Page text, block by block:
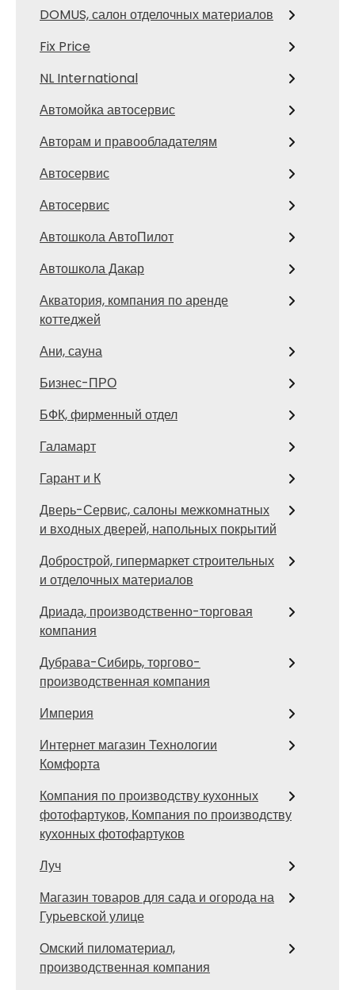
DOMUS, салон отделочных материалов
Fix Price
NL International
Автомойка автосервис
Авторам и правообладателям
Автосервис
Автосервис
Автошкола АвтоПилот
Автошкола Дакар
Акватория, компания по аренде
коттеджей
Ани, сауна
Бизнес-ПРО
БФК, фирменный отдел
Галамарт
Гарант и К
Дверь-Сервис, салоны межкомнатных
и входных дверей, напольных покрытий
Добрострой, гипермаркет строительных
и отделочных материалов
Дриада, производственно-торговая
компания
Дубрава-Сибирь, торгово-
производственная компания
Империя
Интернет магазин Технологии
Комфорта
Компания по производству кухонных
фотофартуков, Компания по производству
кухонных фотофартуков
Луч
Магазин товаров для сада и огорода на
Гурьевской улице
Омский пиломатериал,
производственная компания